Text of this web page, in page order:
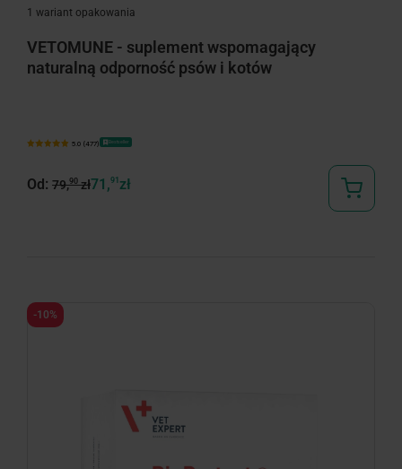
1 wariant opakowania
VETOMUNE - suplement wspomagający
naturalną odporność psów i kotów
5.0 (477) Bestseller
Od: 79,90zł71,91 zł
-10%